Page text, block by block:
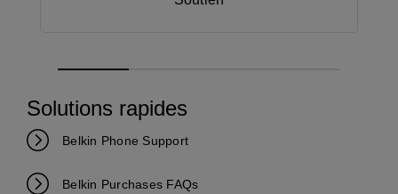
Solutions rapides
Belkin Phone Support
Belkin Purchases FAQs